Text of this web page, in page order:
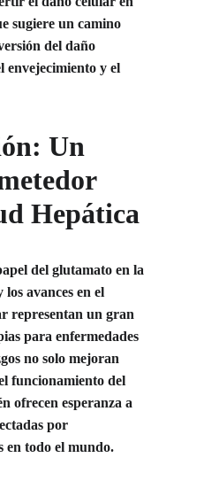
sugiere un camino
del daño
envejecimiento y el
Un
Hepática
del glutamato en la
avances en el
representan un gran
para enfermedades
no solo mejoran
funcionamiento del
ofrecen esperanza a
por
en todo el mundo.